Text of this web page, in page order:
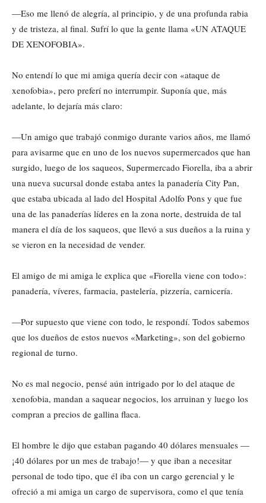
—Eso me llenó de alegría, al principio, y de una profunda rabia
y de tristeza, al final. Sufrí lo que la gente llama «UN ATAQUE
DE XENOFOBIA».
No entendí lo que mi amiga quería decir con «ataque de
xenofobia», pero preferí no interrumpir. Suponía que, más
adelante, lo dejaría más claro:
—Un amigo que trabajó conmigo durante varios años, me llamó
para avisarme que en uno de los nuevos supermercados que han
surgido, luego de los saqueos, Supermercado Fiorella, iba a abrir
una nueva sucursal donde estaba antes la panadería City Pan,
que estaba ubicada al lado del Hospital Adolfo Pons y que fue
una de las panaderías líderes en la zona norte, destruida de tal
manera el día de los saqueos, que llevó a sus dueños a la ruina y
se vieron en la necesidad de vender.
El amigo de mi amiga le explica que «Fiorella viene con todo»:
panadería, víveres, farmacia, pastelería, pizzería, carnicería.
—Por supuesto que viene con todo, le respondí. Todos sabemos
que los dueños de estos nuevos «Marketing», son del gobierno
regional de turno.
No es mal negocio, pensé aún intrigado por lo del ataque de
xenofobia, mandan a saquear negocios, los arruinan y luego los
compran a precios de gallina flaca.
El hombre le dijo que estaban pagando 40 dólares mensuales —
¡40 dólares por un mes de trabajo!— y que iban a necesitar
personal de todo tipo, que él iba con un cargo gerencial y le
ofreció a mi amiga un cargo de supervisora, como el que tenía